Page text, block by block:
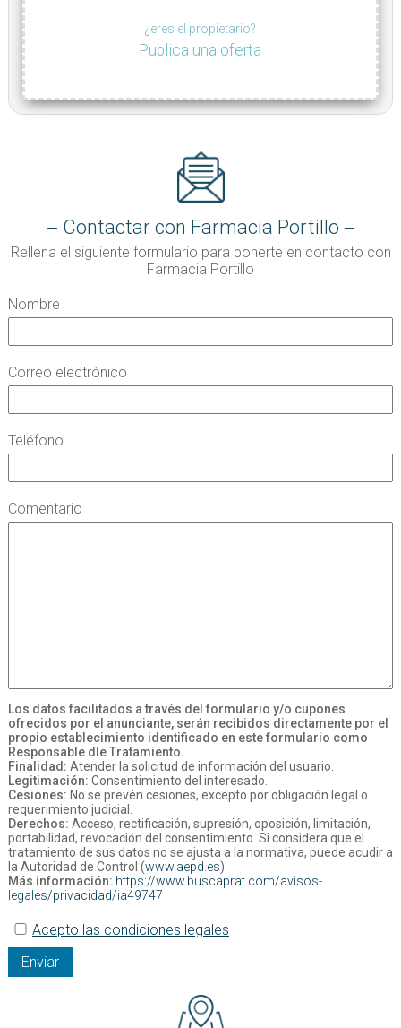
¿eres el propietario?
Publica una oferta
Contactar con Farmacia Portillo
Rellena el siguiente formulario para ponerte en contacto con
Farmacia Portillo
Nombre
Correo electrónico
Teléfono
Comentario
Los datos facilitados a través del formulario y/o cupones
ofrecidos por el anunciante, serán recibidos directamente por el
propio establecimiento identificado en este formulario como
Responsable dle Tratamiento.
Finalidad: Atender la solicitud de información del usuario.
Legitimación: Consentimiento del interesado.
Cesiones: No se prevén cesiones, excepto por obligación legal o
requerimiento judicial.
Derechos: Acceso, rectificación, supresión, oposición, limitación,
portabilidad, revocación del consentimiento. Si considera que el
tratamiento de sus datos no se ajusta a la normativa, puede acudir a
la Autoridad de Control (www.aepd.es)
Más información: https://www.buscaprat.com/avisos-
legales/privacidad/ia49747
Acepto las condiciones legales
Enviar